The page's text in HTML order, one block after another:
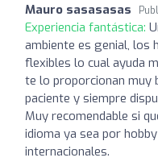
Mauro sasasasas
Experiencia fantástica:
ambiente es genial, los
flexibles lo cual ayuda
te lo proporcionan muy
paciente y siempre
Muy recomendable si
idioma ya sea por
internacionales.